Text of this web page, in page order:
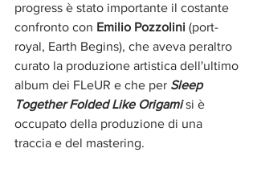
progress è stato importante il costante
confronto con Emilio Pozzolini (port-
royal, Earth Begins), che aveva peraltro
curato la produzione artistica dell'ultimo
album dei FLeUR e che per Sleep
Together Folded Like Origami si è
occupato della produzione di una
traccia e del mastering.